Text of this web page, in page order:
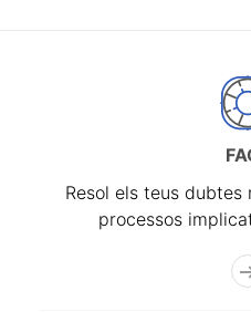
Resol els teus
processos